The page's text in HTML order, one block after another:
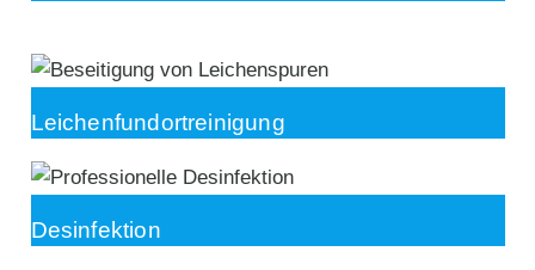
Leichenfundortreinigung
Desinfektion